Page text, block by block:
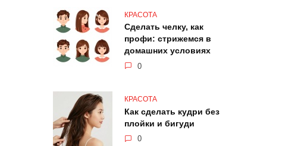
КРАСОТА
Сделать челку, как
профи: стрижемся в
домашних условиях
0
КРАСОТА
Как сделать кудри без
плойки и бигуди
0